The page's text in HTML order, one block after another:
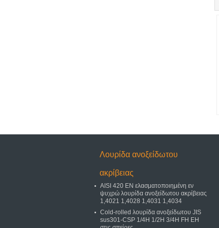
Λουρίδα ανοξείδωτου
ακρίβειας
AISI 420 EN ελασματοποιημένη εν
ψυχρώ λουρίδα ανοξείδωτου ακρίβειας
1,4021 1,4028 1,4031 1,4034
Cold-rolled λουρίδα ανοξείδωτου JIS
sus301-CSP 1/4H 1/2H 3/4H FH EH